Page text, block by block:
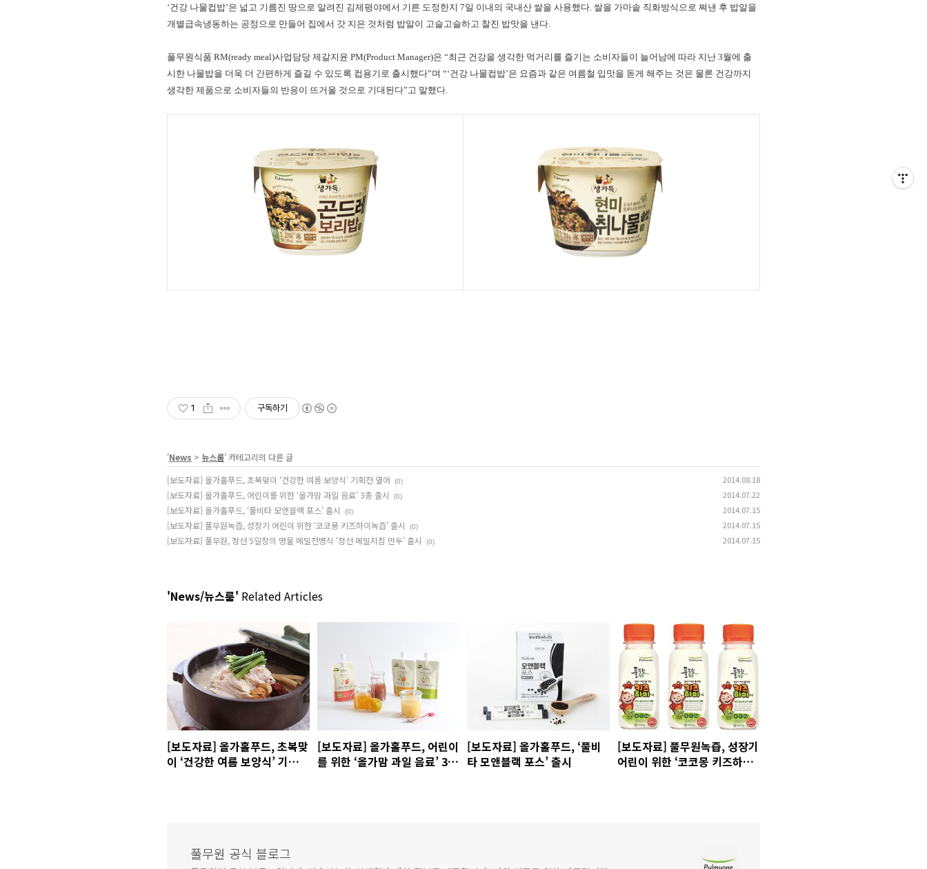
‘건강 나물컵밥’은 넓고 기름진 땅으로 알려진 김제평야에서 기른 도정한지 7일 이내의 국내산 쌀을 사용했다. 쌀을 가마솥 직화방식으로 쪄낸 후 밥알을
개별급속냉동하는 공정으로 만들어 집에서 갓 지은 것처럼 밥알이 고슬고슬하고 찰진 밥맛을 낸다.
풀무원식품 RM(ready meal)사업담당 제갈지윤 PM(Product Manager)은 “최근 건강을 생각한 먹거리를 즐기는 소비자들이 늘어남에 따라 지난 3월에 출
시한 나물밥을 더욱 더 간편하게 즐길 수 있도록 컵용기로 출시했다”며 “‘건강 나물컵밥’은 요즘과 같은 여름철 입맛을 돋게 해주는 것은 물론 건강까지
생각한 제품으로 소비자들의 반응이 뜨거울 것으로 기대된다”고 말했다.
1 구독하기
'News > 뉴스룸' 카테고리의 다른 글
[보도자료] 올가홀푸드, 초복맞이 ‘건강한 여름 보양식’ 기획전 열어
(0) 2014.08.18
[보도자료] 올가홀푸드, 어린이를 위한 ‘올가맘 과일 음료’ 3종 출시 (0) 2014.07.22
[보도자료] 올가홀푸드, ‘풀비타 모앤블랙 포스’ 출시 (0) 2014.07.15
[보도자료] 풀무원녹즙, 성장기 어린이 위한 ‘코코몽 키즈하이녹즙’ 출시 (0) 2014.07.15
[보도자료] 풀무원, 정선 5일장의 명물 메밀전병식 ‘정선 메밀지짐 만두’ 출시 (0) 2014.07.15
'News/뉴스룸' Related Articles
[보도자료] 올가홀푸드, 초복맞
이 ‘건강한 여름 보양식’ 기획전
[보도자료] 올가홀푸드, 어린이
를 위한 ‘올가맘 과일 음료’ 3종
[보도자료] 올가홀푸드, ‘풀비
타 모앤블랙 포스’ 출시
[보도자료] 풀무원녹즙, 성장기
어린이 위한 ‘코코몽 키즈하이
풀무원 공식 블로그